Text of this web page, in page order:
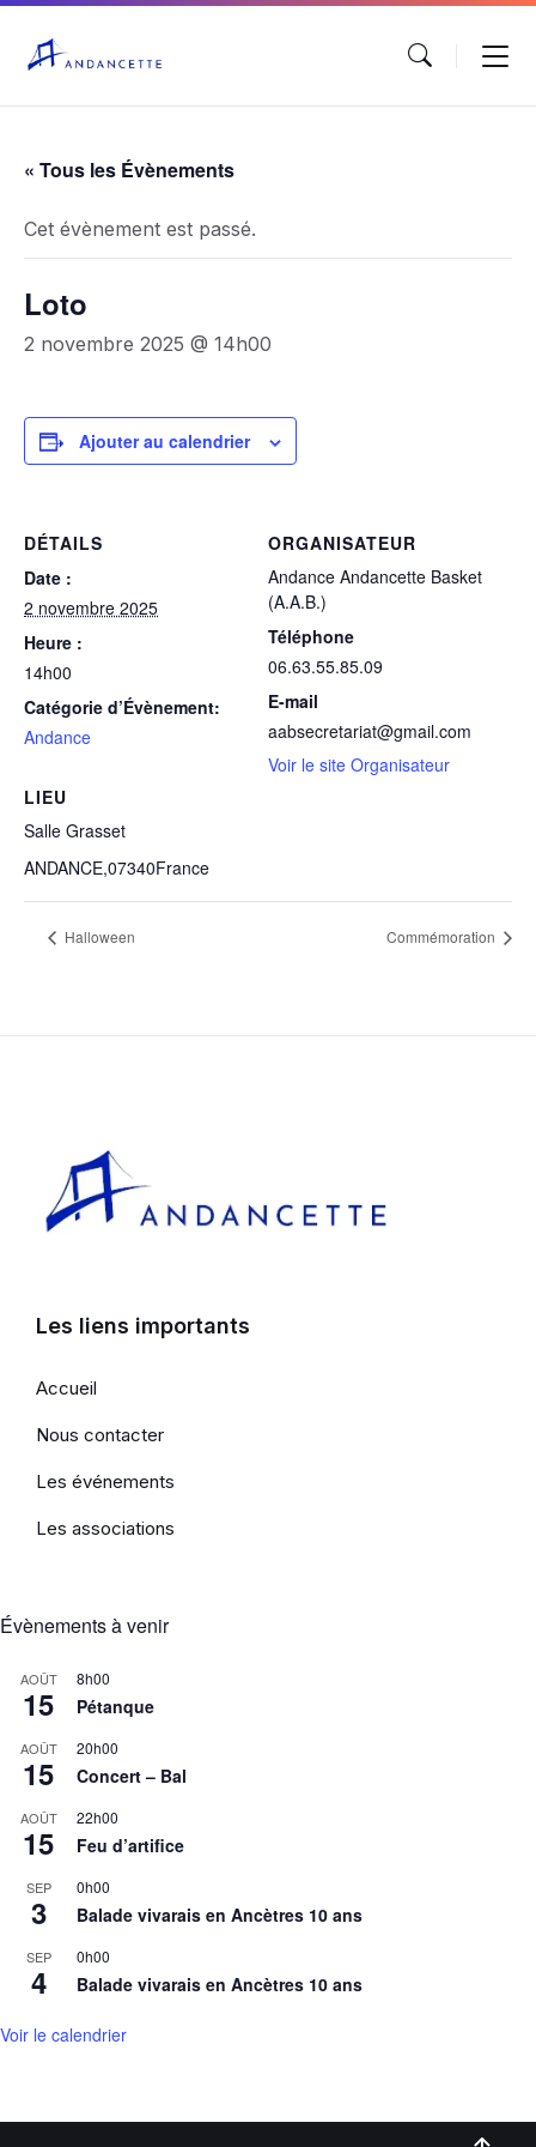
« Tous les Évènements
Cet évènement est passé.
Loto
2 novembre 2025 @ 14h00
Ajouter au calendrier
DÉTAILS
Date :
2 novembre 2025
Heure :
14h00
Catégorie d’Évènement:
Andance
LIEU
Salle Grasset
ANDANCE,07340France
ORGANISATEUR
Andance Andancette Basket
(A.A.B.)
Téléphone
06.63.55.85.09
E-mail
aabsecretariat@gmail.com
Voir le site Organisateur
Halloween Commémoration
Les liens importants
Accueil
Nous contacter
Les événements
Les associations
Évènements à venir
AOÛT
15
8h00
Pétanque
AOÛT
15
20h00
Concert – Bal
AOÛT
15
22h00
Feu d’artifice
SEP
3
0h00
Balade vivarais en Ancètres 10 ans
SEP
4
0h00
Balade vivarais en Ancètres 10 ans
Voir le calendrier